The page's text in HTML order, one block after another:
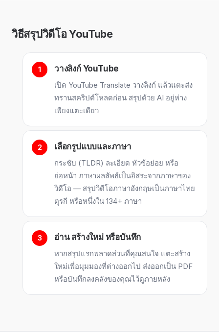
วิธีสรุปวิดีโอ YouTube
วางลิงก์ YouTube
เปิด YouTube Translate วางลิงก์ แล้วแตะส่ง
ทรานสคริปต์โหลดก่อน สรุปด้วย AI อยู่ห่าง
เพียงแตะเดียว
เลือกรูปแบบและภาษา
กระชับ (TLDR) ละเอียด หัวข้อย่อย หรือ
ย่อหน้า ภาษาผลลัพธ์เป็นอิสระจากภาษาของ
วิดีโอ — สรุปวิดีโอภาษาอังกฤษเป็นภาษาไทย
ตุรกี หรือหนึ่งใน 134+ ภาษา
อ่าน สร้างใหม่ หรือบันทึก
หากสรุปแรกพลาดส่วนที่คุณสนใจ แตะสร้าง
ใหม่เพื่อมุมมองที่ต่างออกไป ส่งออกเป็น PDF
หรือบันทึกลงคลังของคุณไว้ดูภายหลัง